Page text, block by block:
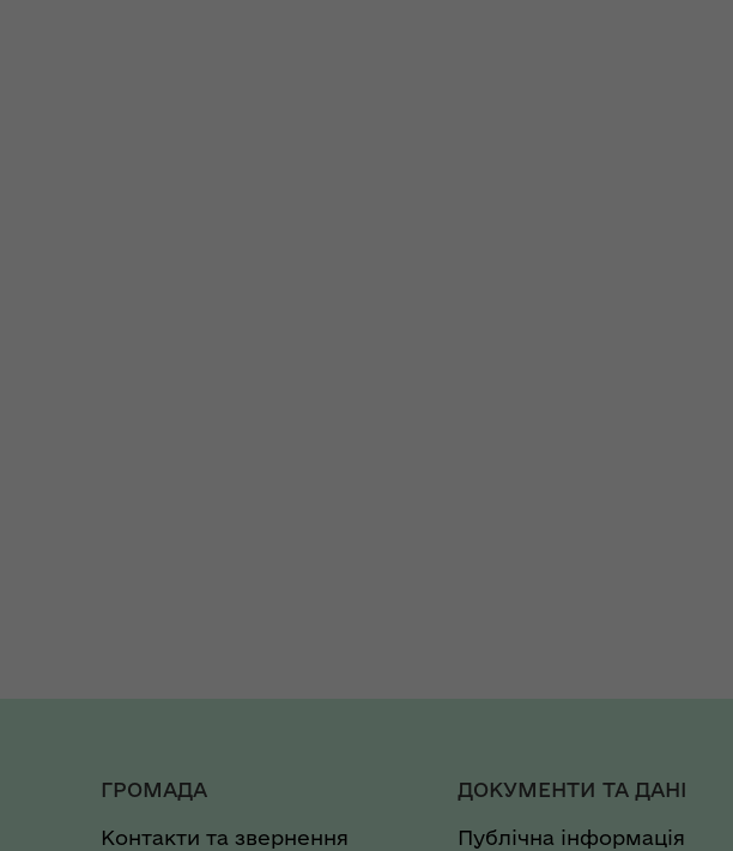
ГРОМАДА
Контакти та звернення
ДОКУМЕНТИ ТА ДАНІ
Публічна інформація